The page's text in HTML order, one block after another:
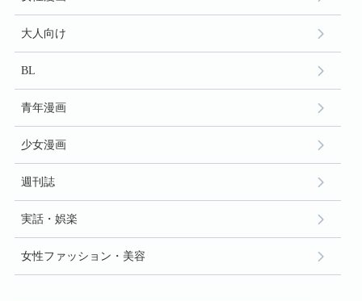
大人向け
BL
青年漫画
少女漫画
週刊誌
実話・娯楽
女性ファッション・美容